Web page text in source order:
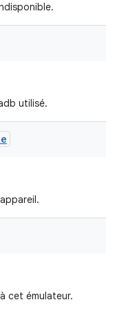
utilisé.
cet émulateur.